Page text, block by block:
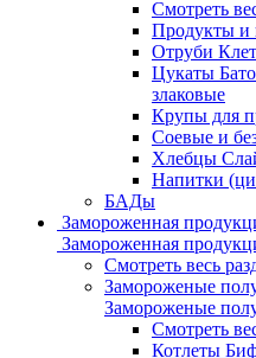
Смотреть
Продукты и
Отруби
Цукаты
злаковые
Крупы для
Соевые и
Хлебцы
Напитки
БАДы
Замороженная
Замороженная
Смотреть весь
Замороженые
Замороженые
Смотреть
Котлеты